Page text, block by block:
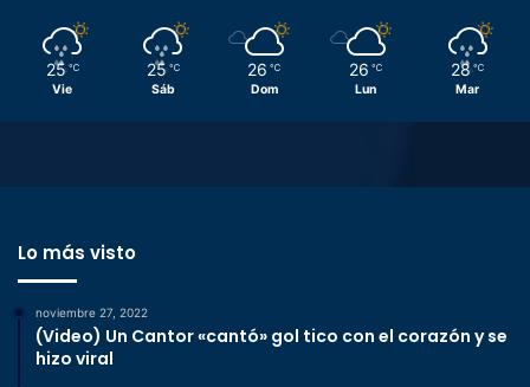
25 ℃
Vie
25 ℃
Sáb
26 ℃
Dom
26 ℃
Lun
28 ℃
Mar
Lo más visto
noviembre 27, 2022
(Video) Un Cantor «cantó» gol tico con el corazón y se
hizo viral